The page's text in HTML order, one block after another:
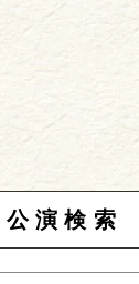
公演検索